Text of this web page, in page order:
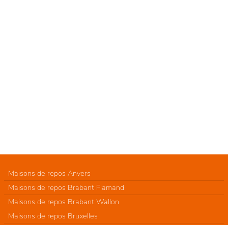
Maisons de repos Anvers
Maisons de repos Brabant Flamand
Maisons de repos Brabant Wallon
Maisons de repos Bruxelles